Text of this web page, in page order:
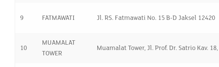
9 FATMAWATI Jl. RS. Fatmawati No. 15 B-D Jaksel 12420
10
MUAMALAT
TOWER
Muamalat Tower, Jl. Prof. Dr. Satrio Kav.